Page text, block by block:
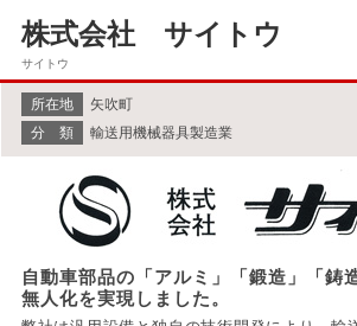
株式会社 サイトウ
サイトウ
所在地
矢吹町
分 類
輸送用機械器具製造業
自動車部品の「アルミ」「鍛造」「鋳
無人化を実現しました。